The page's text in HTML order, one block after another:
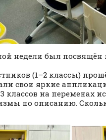
недели был посвящён
(1–2 классы)
свои яркие
классов на переменах
по описанию.